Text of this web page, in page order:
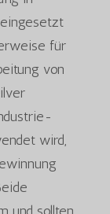
für
von
wird,